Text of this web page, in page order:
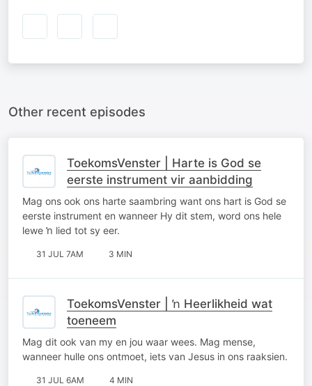
Other recent episodes
ToekomsVenster | Harte is God se
eerste instrument vir aanbidding
Mag ons ook ons harte saambring want ons hart is God se
eerste instrument en wanneer Hy dit stem, word ons hele
lewe ŉ lied tot sy eer.
31 JUL 7AM 3 MIN
ToekomsVenster | ŉ Heerlikheid wat
toeneem
Mag dit ook van my en jou waar wees. Mag mense,
wanneer hulle ons ontmoet, iets van Jesus in ons raaksien.
31 JUL 6AM 4 MIN